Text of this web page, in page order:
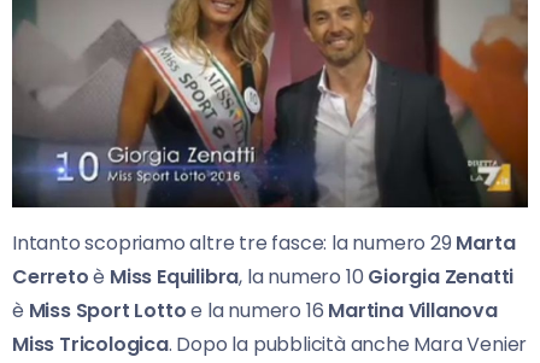
Intanto scopriamo altre tre fasce: la numero 29 Marta
Cerretoè Miss Equilibra, la numero 10 Giorgia Zenatti
è Miss Sport Lottoe la numero 16 Martina Villanova
Miss Tricologica. Dopo la pubblicità anche Mara Venier